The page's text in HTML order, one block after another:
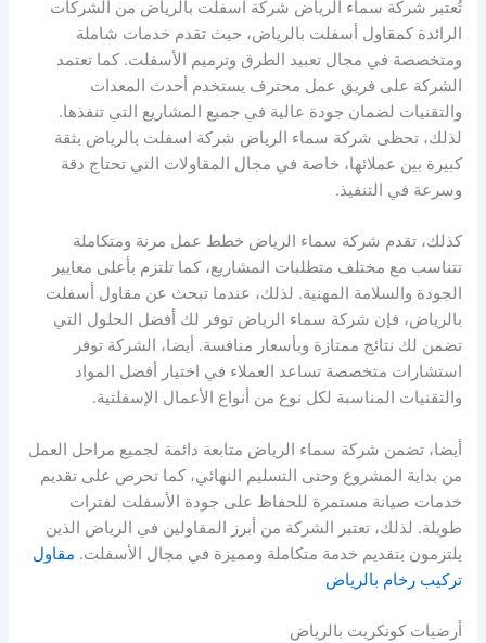
تُعتبر شركة سماء الرياض شركة اسفلت بالرياض من الشركات
الرائدة كمقاول أسفلت بالرياض، حيث تقدم خدمات شاملة
ومتخصصة في مجال تعبيد الطرق وترميم الأسفلت. كما تعتمد
الشركة على فريق عمل محترف يستخدم أحدث المعدات
والتقنيات لضمان جودة عالية في جميع المشاريع التي تنفذها.
لذلك، تحظى شركة سماء الرياض شركة اسفلت بالرياض بثقة
كبيرة بين عملائها، خاصة في مجال المقاولات التي تحتاج دقة
وسرعة في التنفيذ.
كذلك، تقدم شركة سماء الرياض خطط عمل مرنة ومتكاملة
تتناسب مع مختلف متطلبات المشاريع، كما تلتزم بأعلى معايير
الجودة والسلامة المهنية. لذلك، عندما تبحث عن مقاول أسفلت
بالرياض، فإن شركة سماء الرياض توفر لك أفضل الحلول التي
تضمن لك نتائج ممتازة وبأسعار منافسة. أيضا، الشركة توفر
استشارات متخصصة تساعد العملاء في اختيار أفضل المواد
والتقنيات المناسبة لكل نوع من أنواع الأعمال الإسفلتية.
أيضا، تضمن شركة سماء الرياض متابعة دائمة لجميع مراحل العمل
من بداية المشروع وحتى التسليم النهائي، كما تحرص على تقديم
خدمات صيانة مستمرة للحفاظ على جودة الأسفلت لفترات
طويلة. لذلك، تعتبر الشركة من أبرز المقاولين في الرياض الذين
يلتزمون بتقديم خدمة متكاملة ومميزة في مجال الأسفلت. مقاول
تركيب رخام بالرياض
أرضيات كونكريت بالرياض